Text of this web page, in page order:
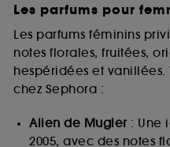
Les parfums pour
Les parfums féminins
notes florales, fruitées,
hespéridées et
chez Sephora :
Alien de Mugler: Une
2005, avec des notes